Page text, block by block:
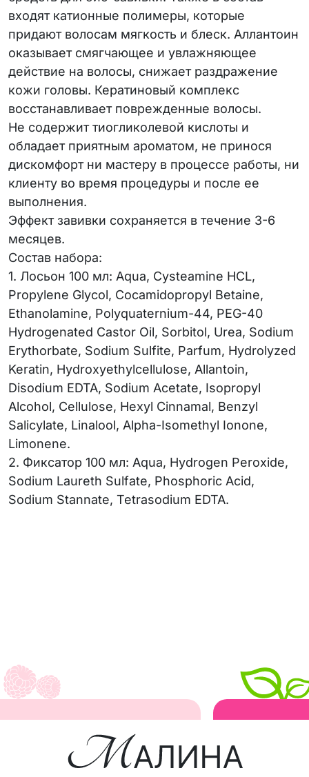
входят катионные полимеры, которые
придают волосам мягкость и блеск. Аллантоин
оказывает смягчающее и увлажняющее
действие на волосы, снижает раздражение
кожи головы. Кератиновый комплекс
восстанавливает поврежденные волосы.
Не содержит тиогликолевой кислоты и
обладает приятным ароматом, не принося
дискомфорт ни мастеру в процессе работы, ни
клиенту во время процедуры и после ее
выполнения.
Эффект завивки сохраняется в течение 3-6
месяцев.
Состав набора:
1. Лосьон 100 мл: Aqua, Cysteamine HCL,
Propylene Glycol, Cocamidopropyl Betaine,
Ethanolamine, Polyquaternium-44, PEG-40
Hydrogenated Castor Oil, Sorbitol, Urea, Sodium
Erythorbate, Sodium Sulfite, Parfum, Hydrolyzed
Keratin, Hydroxyethylсellulose, Allantoin,
Disodium EDTA, Sodium Acetate, Isopropyl
Alcohol, Cellulose, Hexyl Cinnamal, Benzyl
Salicylate, Linalool, Alpha-Isomethyl Ionone,
Limonene.
2. Фиксатор 100 мл: Aqua, Hydrogen Peroxide,
Sodium Laureth Sulfate, Phosphoric Аcid,
Sodium Stannate, Tetrasodium EDTA.